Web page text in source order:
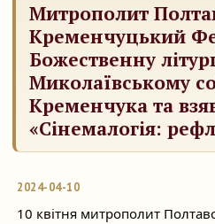
Митрополит
Кременчуцький
Божественну
Миколаївському
Кременчука та
«Сінемалогія:
2024-04-10
10 квітня митрополит